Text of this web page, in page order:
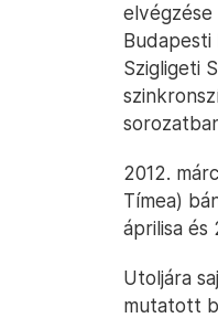
Budapesti
Szigligeti
2012.
Tímea)
áprilisa
Utoljára
mutatott